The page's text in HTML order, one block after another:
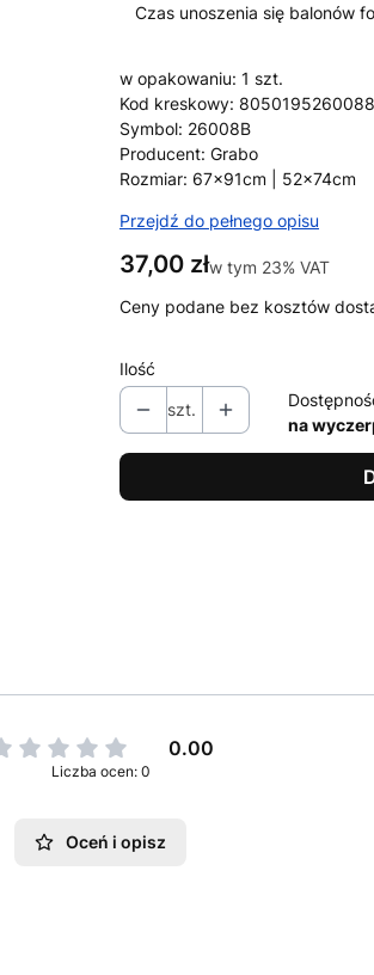
Czas unoszenia się balonów
w opakowaniu: 1 szt.
Kod kreskowy: 8050195260088
Symbol: 26008B
Producent: Grabo
Rozmiar: 67x91cm | 52x74cm
Przejdź do pełnego opisu
Cena
37,00 złw tym 23% VAT
w tym 23% VAT
Ceny podane bez kosztów
Ilość
szt.
na
0.00
Liczba ocen: 0
Oceń i opisz